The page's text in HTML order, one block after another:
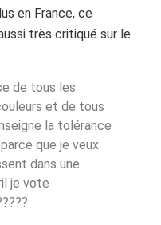
en France, ce
très critiqué sur le
de tous les
et de tous
la tolérance
que je veux
dans une
je vote